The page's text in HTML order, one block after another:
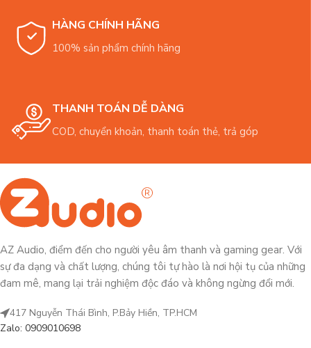
HÀNG CHÍNH HÃNG
100% sản phẩm chính hãng
THANH TOÁN DỄ DÀNG
COD, chuyển khoản, thanh toán thẻ, trả góp
AZ Audio, điểm đến cho người yêu âm thanh và gaming gear. Với
sự đa dạng và chất lượng, chúng tôi tự hào là nơi hội tụ của những
đam mê, mang lại trải nghiệm độc đáo và không ngừng đổi mới.
417 Nguyễn Thái Bình, P.Bảy Hiền, TP.HCM
Zalo: 0909010698